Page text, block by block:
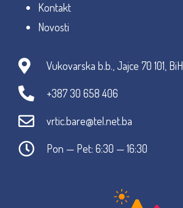
Kontakt
Novosti
Vukovarska b.b., Jajce 70 101, BiH
+387 30 658 406
vrtic.bare@tel.net.ba
Pon — Pet: 6:30 — 16:30